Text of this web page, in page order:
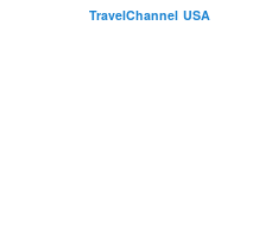
TravelChannel USA